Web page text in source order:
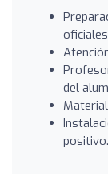
del
positivo.